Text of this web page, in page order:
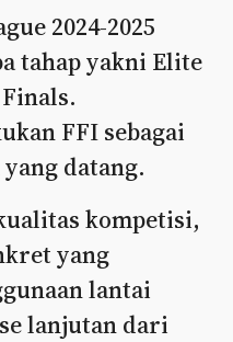
2024-2025
tahap yakni Elite
FFI sebagai
datang.
kompetisi,
yang
lantai
lanjutan dari